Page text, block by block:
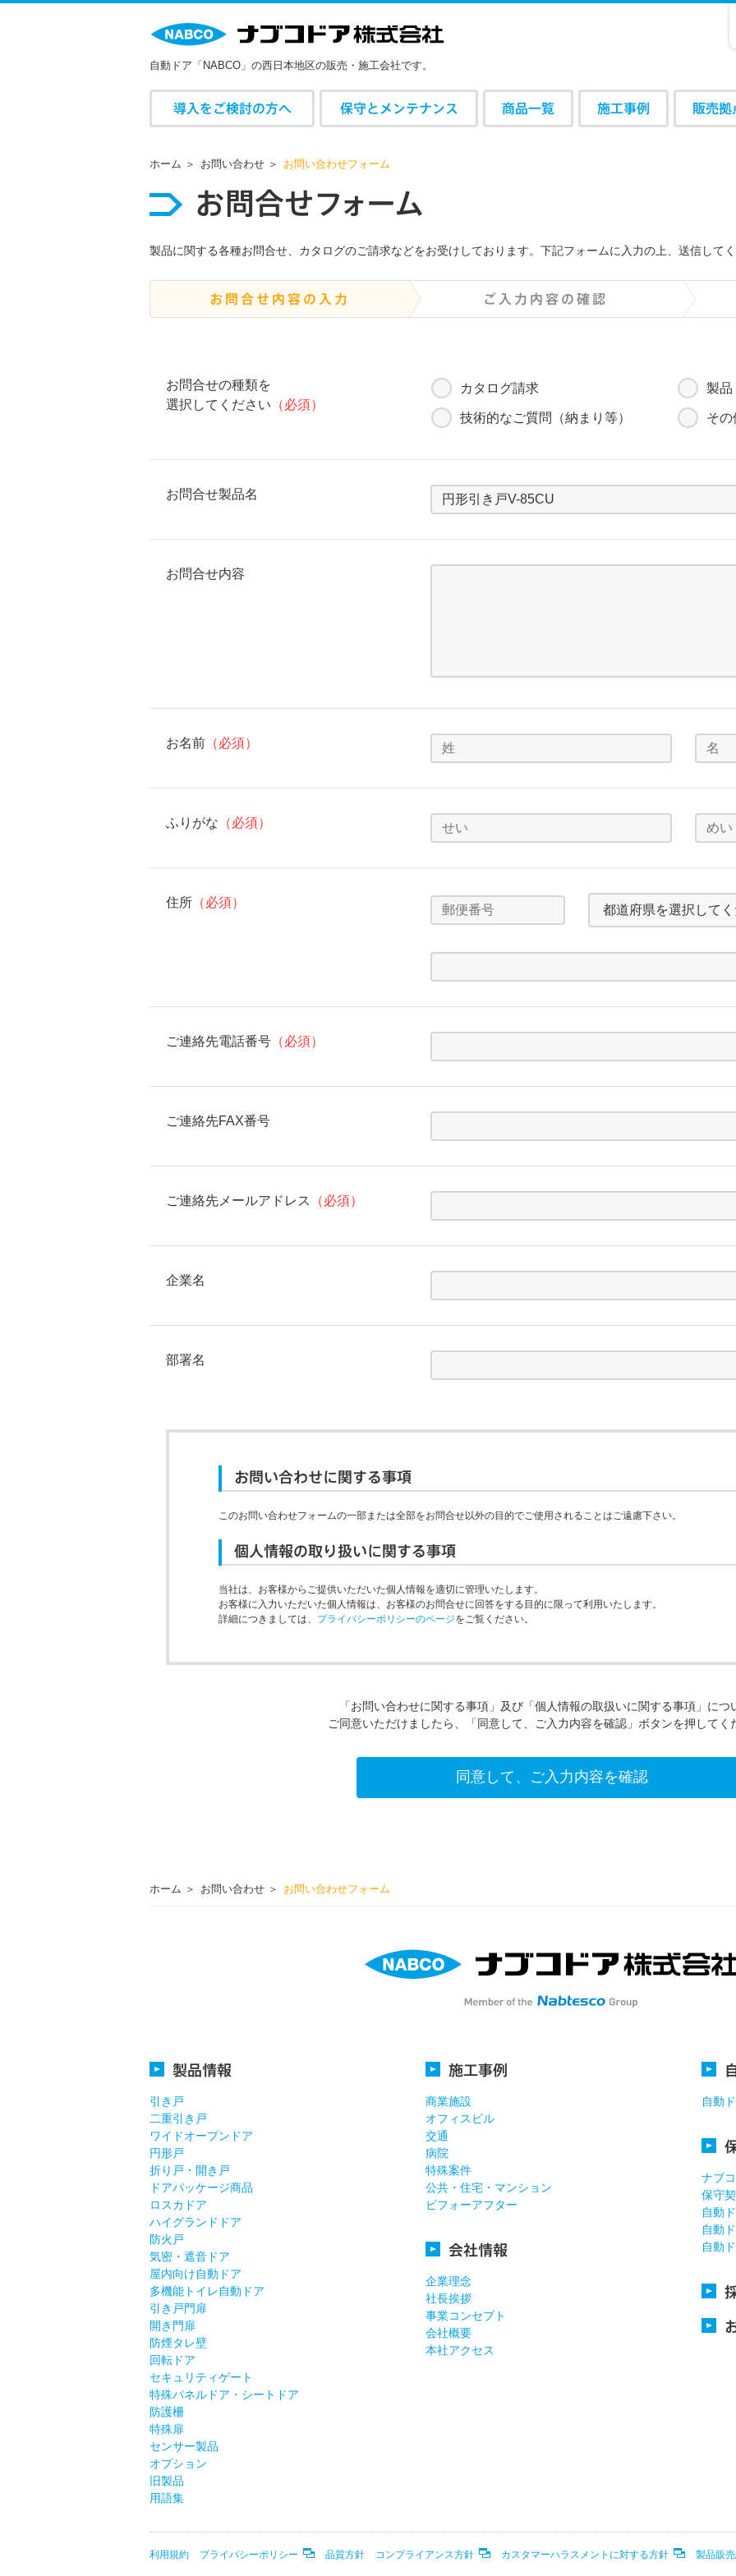
自動ドア「NABCO」の西日本地区の販売・施工会社です。
導入をご検討の方へ 保守とメンテナンス 商品一覧 施工事例 販売拠
ホーム お問い合わせ お問い合わせフォーム
お問合せフォーム
製品に関する各種お問合せ、カタログのご請求などをお受けしております。下記フォームに入力の上、送信してく
お問合せ内容の入力 ご入力内容の確認
お問合せの種類を
選択してください （必須）
カタログ請求 製品
技術的なご質問（納まり等） その
お問合せ製品名
お問合せ内容
お名前 （必須）
ふりがな （必須）
住所 （必須）
ご連絡先電話番号 （必須）
ご連絡先FAX番号
ご連絡先メールアドレス （必須）
企業名
部署名
お問い合わせに関する事項
このお問い合わせフォームの一部または全部をお問合せ以外の目的でご使用されることはご遠慮下さい。
個人情報の取り扱いに関する事項
当社は、お客様からご提供いただいた個人情報を適切に管理いたします。
お客様に入力いただいた個人情報は、お客様のお問合せに回答をする目的に限って利用いたします。
詳細につきましては、 プライバシーポリシーのページをご覧ください。
「お問い合わせに関する事項」及び「個人情報の取扱いに関する事項」につ
ご同意いただけましたら、「同意して、ご入力内容を確認」ボタンを押してく
同意して、ご入力内容を確認
ホーム お問い合わせ お問い合わせフォーム
製品情報
引き戸
二重引き戸
ワイドオープンドア
円形戸
折り戸・開き戸
ドアパッケージ商品
ロスカドア
ハイグランドドア
防火戸
気密・遮音ドア
屋内向け自動ドア
多機能トイレ自動ドア
引き戸門扉
開き門扉
防煙タレ壁
回転ドア
セキュリティゲート
特殊パネルドア・シートドア
防護柵
特殊扉
センサー製品
オプション
旧製品
用語集
施工事例
商業施設
オフィスビル
交通
病院
特殊案件
公共・住宅・マンション
ビフォーアフター
会社情報
企業理念
社長挨拶
事業コンセプト
会社概要
本社アクセス
自動
ナブ
保守
自動
自動
自動
利用規約 プライバシーポリシー 品質方針 コンプライアンス方針 カスタマーハラスメントに対する方針 製品販